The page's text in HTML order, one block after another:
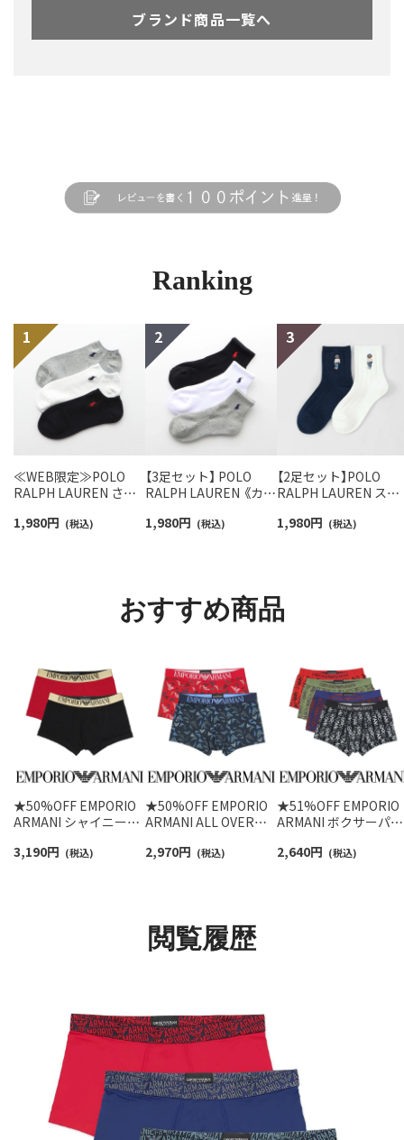
ブランド商品一覧へ
Ranking
≪WEB限定≫POLO
RALPH LAUREN さら
スニーカー丈ソックス
1,980円 (税込)
【3足セット】 POLO
RALPH LAUREN 《カラ
ンポイントソックス シ
1,980円 (税込)
【2足セット】POLO
RALPH LAUREN スタ
ロベア オーガニック
1,980円 (税込)
おすすめ商品
★50%OFF EMPORIO
ARMANI シャイニーロ
じ EUサイズ メンズ
3,190円 (税込)
★50%OFF EMPORIO
ARMANI ALL OVER
ァイバー ボクサーパン
2,970円 (税込)
★51%OFF EMPORIO
ARMANI ボクサーパン
閉じ EUサイズ メンズ
2,640円 (税込)
閲覧履歴